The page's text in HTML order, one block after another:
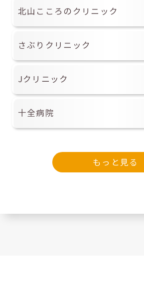
北山こころのクリニック
さぶりクリニック
Jクリニック
十全病院
もっと見る